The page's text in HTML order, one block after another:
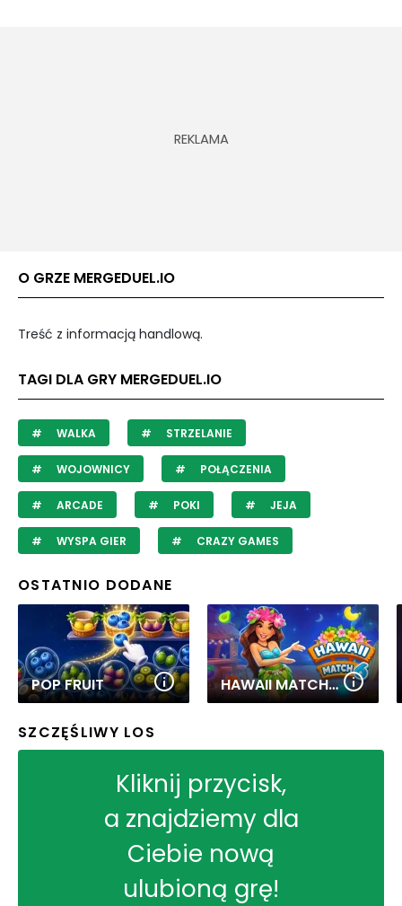
O GRZE MERGEDUEL.IO
Treść z informacją handlową.
TAGI DLA GRY MERGEDUEL.IO
WALKA STRZELANIE
WOJOWNICY POŁĄCZENIA
ARCADE POKI JEJA
WYSPA GIER CRAZY GAMES
OSTATNIO DODANE
POP FRUIT HAWAII MATCH 6
SZCZĘŚLIWY LOS
Kliknij przycisk,
a znajdziemy dla
Ciebie nową
ulubioną grę!